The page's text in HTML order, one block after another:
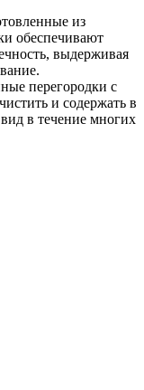
из
обеспечивают
выдерживая
перегородки с
и содержать в
в течение многих